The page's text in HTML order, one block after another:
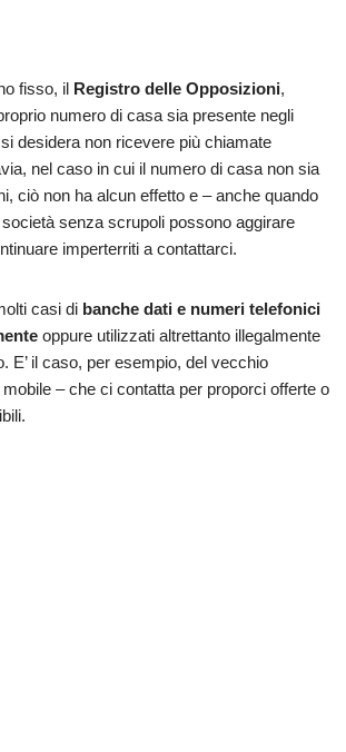
fisso, il Registro delle Opposizioni,
numero di casa sia presente negli
desidera non ricevere più chiamate
nel caso in cui il numero di casa non sia
ciò non ha alcun effetto e – anche quando
senza scrupoli possono aggirare
imperterriti a contattarci.
casi di banche dati e numeri telefonici
oppure utilizzati altrettanto illegalmente
E’ il caso, per esempio, del vecchio
– che ci contatta per proporci offerte o